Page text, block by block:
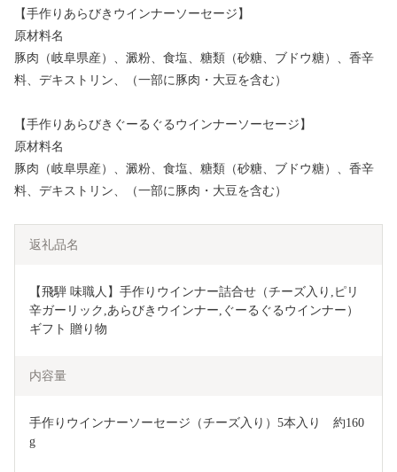
【手作りあらびきウインナーソーセージ】
原材料名
豚肉（岐阜県産）、澱粉、食塩、糖類（砂糖、ブドウ糖）、香辛
料、デキストリン、（一部に豚肉・大豆を含む）
【手作りあらびきぐーるぐるウインナーソーセージ】
原材料名
豚肉（岐阜県産）、澱粉、食塩、糖類（砂糖、ブドウ糖）、香辛
料、デキストリン、（一部に豚肉・大豆を含む）
返礼品名
【飛騨 味職人】手作りウインナー詰合せ（チーズ入り,ピリ
辛ガーリック,あらびきウインナー,ぐーるぐるウインナー）
ギフト 贈り物
内容量
手作りウインナーソーセージ（チーズ入り）5本入り　約160
g